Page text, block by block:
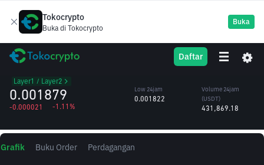
Tokocrypto
Buka di Tokocrypto
Buka
Daftar
CELR Celer Network
Layer1 / Layer2
0.001879
-0.000021 -1.11%
Low 24jam
0.001822
Volume 24jam
(CELR)
Volume 24jam
(USDT)
431,869.18
Grafik Buku Order Perdagangan